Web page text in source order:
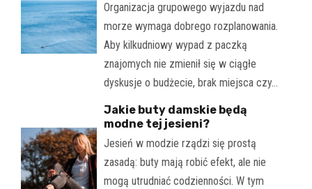
Organizacja grupowego wyjazdu nad
morze wymaga dobrego rozplanowania.
Aby kilkudniowy wypad z paczką
znajomych nie zmienił się w ciągłe
dyskusje o budżecie, brak miejsca czy…
Jakie buty damskie będą
modne tej jesieni?
Jesień w modzie rządzi się prostą
zasadą: buty mają robić efekt, ale nie
mogą utrudniać codzienności. W tym